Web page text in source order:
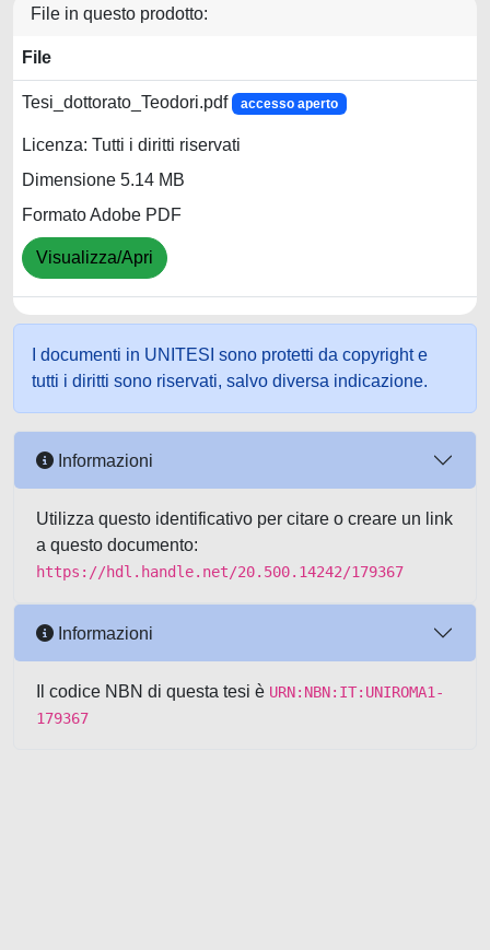
File in questo prodotto:
File
Tesi_dottorato_Teodori.pdf accesso aperto
Licenza: Tutti i diritti riservati
Dimensione 5.14 MB
Formato Adobe PDF
Visualizza/Apri
I documenti in UNITESI sono protetti da copyright e
tutti i diritti sono riservati, salvo diversa indicazione.
Informazioni
Utilizza questo identificativo per citare o creare un link
a questo documento:
https://hdl.handle.net/20.500.14242/179367
Informazioni
Il codice NBN di questa tesi è URN:NBN:IT:UNIROMA1-
179367